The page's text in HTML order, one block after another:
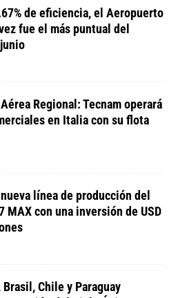
de eficiencia, el Aeropuerto
fue el más puntual del
Regional: Tecnam operará
en Italia con su flota
línea de producción del
MAX con una inversión de USD
Chile y Paraguay